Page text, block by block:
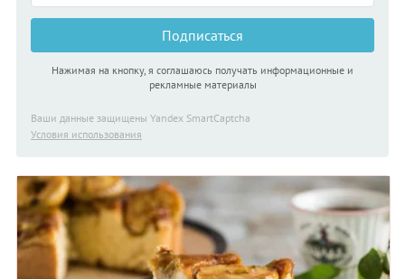
Подписаться
Нажимая на кнопку, я соглашаюсь получать информационные и
рекламные материалы
Ваши данные защищены Yandex SmartCaptcha
Условия использования